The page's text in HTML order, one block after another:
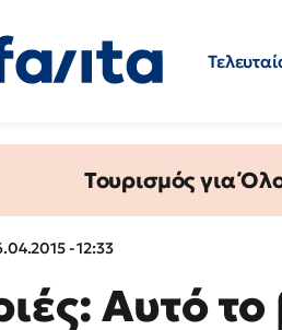
Τουρισμός για
- 12:33
Αυτό το